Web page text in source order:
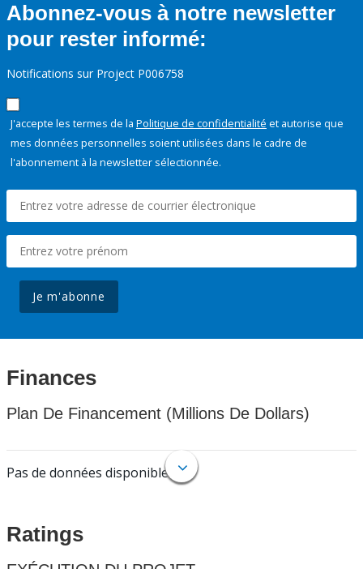
Abonnez-vous à notre newsletter
pour rester informé:
Notifications sur Project P006758
J'accepte les termes de la Politique de confidentialité et autorise que
mes données personnelles soient utilisées dans le cadre de
l'abonnement à la newsletter sélectionnée.
Je m'abonne
Finances
Plan De Financement (Millions De Dollars)
Pas de données disponibles.
Ratings